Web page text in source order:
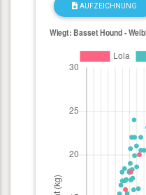
AUFZEICHNUNG